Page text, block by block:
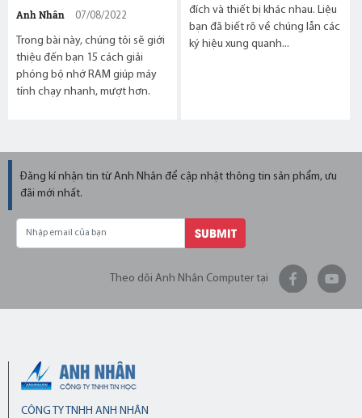
Anh Nhân 07/08/2022
Trong bài này, chúng tôi sẽ giới
thiệu đến bạn 15 cách giải
phóng bộ nhớ RAM giúp máy
tính chạy nhanh, mượt hơn.
đích và thiết bị khác nhau. Liệu
bạn đã biết rõ về chúng lẫn các
ký hiệu xung quanh...
Đăng kí nhận tin từ Anh Nhân để cập nhật thông tin sản phẩm, ưu
đãi mới nhất.
SUBMIT
Theo dõi Anh Nhân Computer tại
CÔNG TY TNHH ANH NHÂN